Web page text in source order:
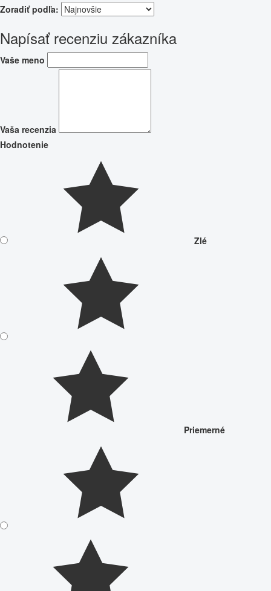
Zoradiť podľa:
Napísať recenziu zákazníka
Vaše meno
Vaša recenzia
Hodnotenie
Zlé
Priemerné